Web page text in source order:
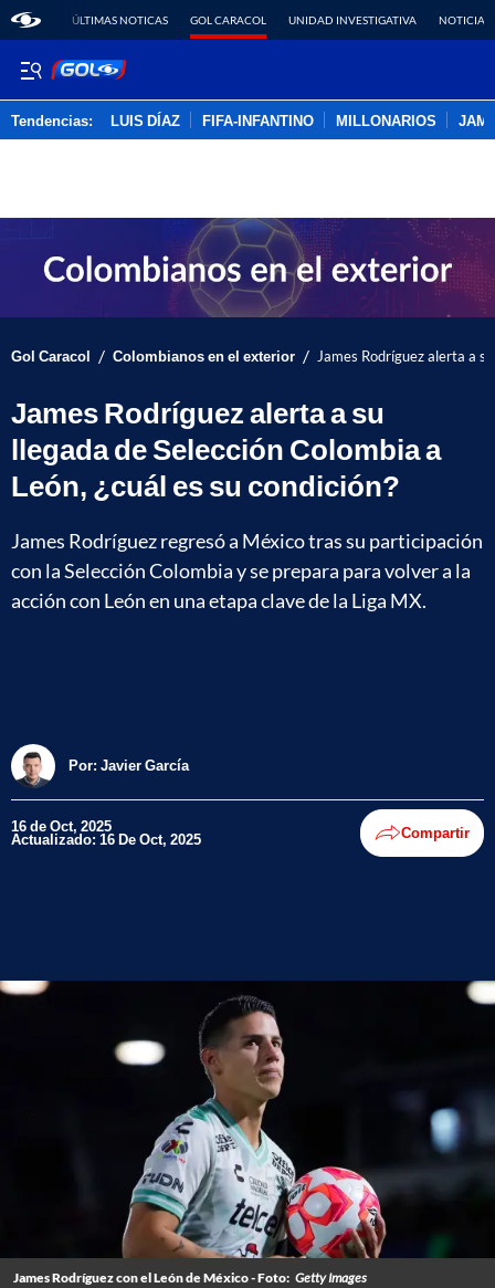
ÚLTIMAS NOTICAS GOL CARACOL UNIDAD INVESTIGATIVA NOTICIAS
Tendencias: LUIS DÍAZ FIFA-INFANTINO MILLONARIOS
Gol Caracol / Colombianos en el exterior / James Rodríguez alerta a
James Rodríguez alerta a su
llegada de Selección Colombia a
León, ¿cuál es su condición?
James Rodríguez regresó a México tras su participación
con la Selección Colombia y se prepara para volver a la
acción con León en una etapa clave de la Liga MX.
Por: Javier García
16 de Oct, 2025
Actualizado: 16 De Oct, 2025 Compartir
James Rodríguez con el León de México - Foto: Getty Images